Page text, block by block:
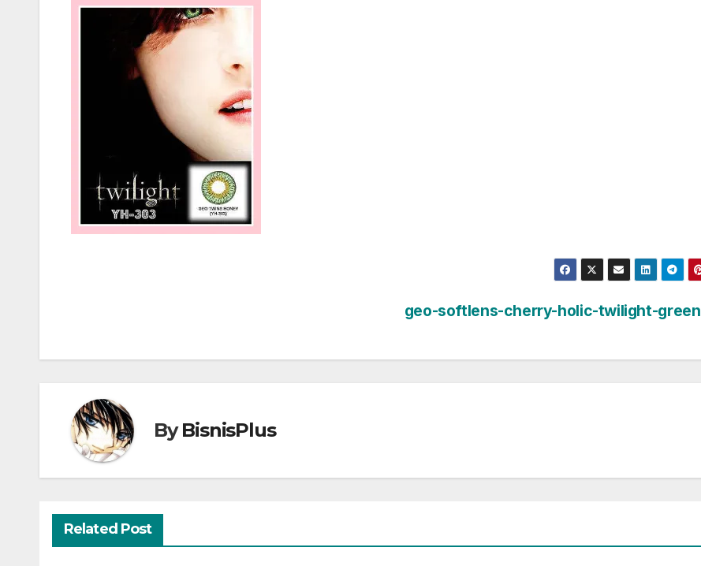
geo-softlens-cherry-holic-twilight-green
ByBisnisPlus
Related Post